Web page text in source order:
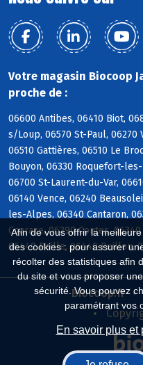
Afin de vous offrir la
des cookies : pour assurer
récolter des statistiques afin
du site et vous proposer
sécurité. Vous pouvez
paramétrant vos
En savoir plus et
Votre magasin Biocoop
proche de :
06600 Antibes, 06410 Biot,
s/Loup, 06570 St-Paul, 06270
06510 Gattières, 06510 Le
Bouyon, 06330 Roquefort-
06700 St-Laurent-du-Var,
06140 Vence, 06240
les-Alpes, 06340 Cantaron,
Coaraze, 06390 Contes,
06440 Peille, 06440 Peillon,
Biocoop.fr